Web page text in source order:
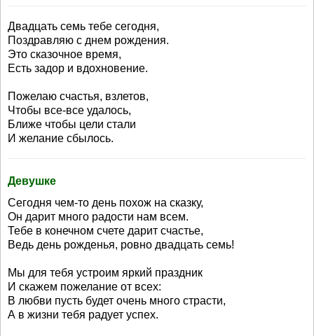
Двадцать семь тебе сегодня,
Поздравляю с днем рождения.
Это сказочное время,
Есть задор и вдохновение.
Пожелаю счастья, взлетов,
Чтобы все-все удалось,
Ближе чтобы цели стали
И желание сбылось.
Девушке
Сегодня чем-то день похож на сказку,
Он дарит много радости нам всем.
Тебе в конечном счете дарит счастье,
Ведь день рожденья, ровно двадцать семь!
Мы для тебя устроим яркий праздник
И скажем пожелание от всех:
В любви пусть будет очень много страсти,
А в жизни тебя радует успех.